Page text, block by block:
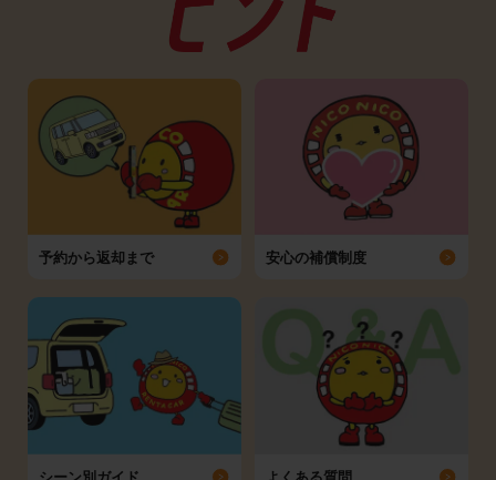
予約から返却まで 安心の補償制度